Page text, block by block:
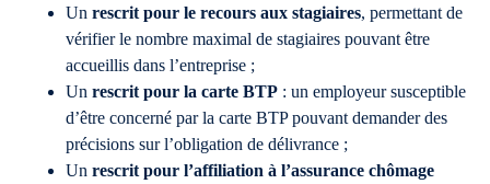
Un rescrit pour le recours aux stagiaires, permettant de
vérifier le nombre maximal de stagiaires pouvant être
accueillis dans l’entreprise ;
Un rescrit pour la carte BTP : un employeur susceptible
d’être concerné par la carte BTP pouvant demander des
précisions sur l’obligation de délivrance ;
Un rescrit pour l’affiliation à l’assurance chômage